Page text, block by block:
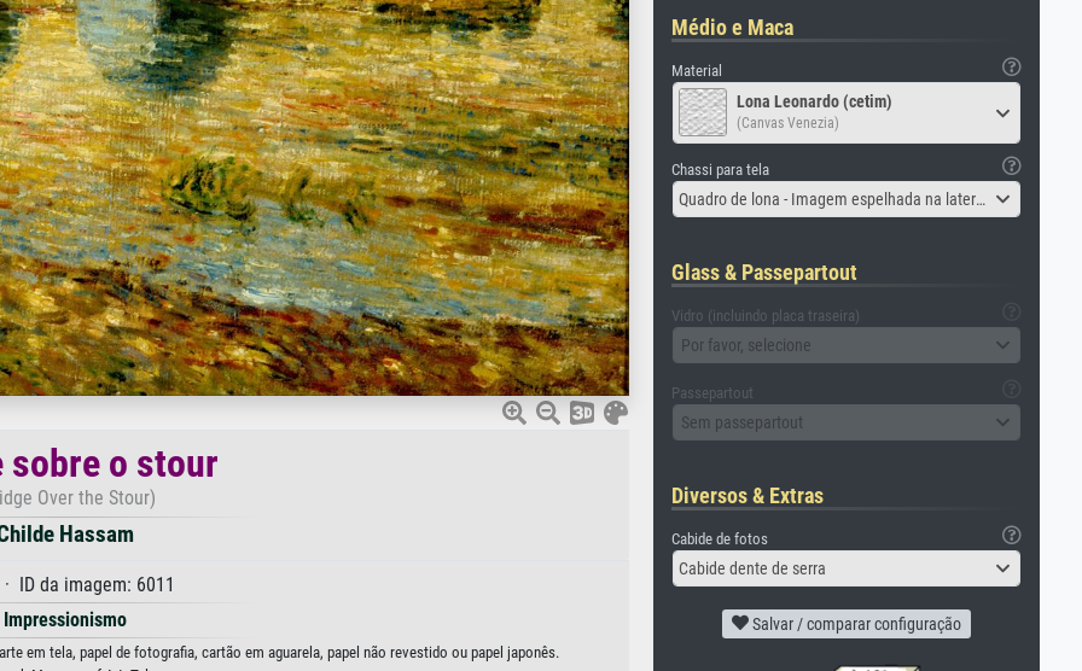
sobre o stour
Over the Stour)
Hassam
ID da imagem: 6011
Impressionismo
em tela, papel de fotografia, cartão em aguarela, papel não revestido ou papel japonês.
Médio e Maca
Material
Lona Leonardo (cetim)
(Canvas Venezia)
Chassi para tela
Quadro de lona - Imagem espelhada na lateral
Glass & Passepartout
Vidro (incluindo placa traseira)
Por favor, selecione
Passepartout
Sem passepartout
Diversos & Extras
Cabide de fotos
Cabide dente de serra
Salvar / comparar configuração